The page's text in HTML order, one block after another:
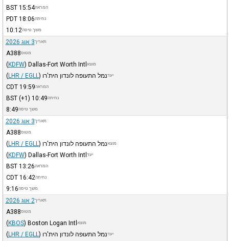
המראה15:54
BST
נחיתה18:06
PDT
משך טיסה10:12
תאריך3 אוג 2026
מטוסA388
מוצא Dallas-Fort Worth Intl
(KDFW)
יעדנמל התעופה לונדון הית'רו (LHR / EGLL )
המראה19:59
CDT
נחיתה10:49
BST(+1)
משך טיסה8:49
תאריך3 אוג 2026
מטוסA388
מוצאנמל התעופה לונדון הית'רו (LHR / EGLL )
יעד Dallas-Fort Worth Intl
(KDFW)
המראה13:26
BST
נחיתה16:42
CDT
משך טיסה9:16
תאריך2 אוג 2026
מטוסA388
מוצא Boston Logan Intl
(KBOS)
יעדנמל התעופה לונדון הית'רו (LHR / EGLL )